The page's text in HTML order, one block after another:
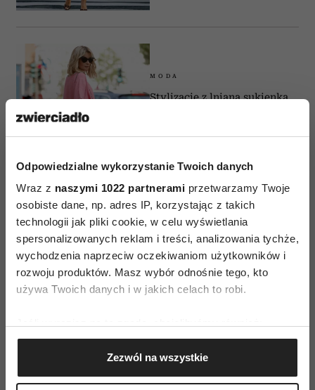
Odpowiedzialne wykorzystanie Twoich danych
Wraz z naszymi 1022 partnerami przetwarzamy Twoje
osobiste dane, np. adres IP, korzystając z takich
technologii jak pliki cookie, w celu wyświetlania
spersonalizowanych reklam i treści, analizowania tychże,
wychodzenia naprzeciw oczekiwaniom użytkowników i
rozwoju produktów. Masz wybór odnośnie tego, kto
używa Twoich danych i w jakich celach to robi.
Gromadzić dane dotyczące Twojej lokalizacji
geograficznej z dokładnością nawet do kilku metrów
Identyfikować Twoje urządzenie, aktywnie
Zezwól na wszystkie
MODA
Stylizacje z lnianą sukienką.
MODA
Ta torebka może popsuć nawet
najlepszą stylizację. Kiedyś była
hitem, dziś mówimy jej „do
widzenia”
nawet biały T-shirt wygląda